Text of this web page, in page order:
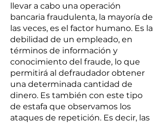
llevar a cabo una operación
bancaria fraudulenta, la mayoría de
las veces, es el factor humano. Es la
debilidad de un empleado, en
términos de información y
conocimiento del fraude, lo que
permitirá al defraudador obtener
una determinada cantidad de
dinero. Es también con este tipo
de estafa que observamos los
ataques de repetición. Es decir, las